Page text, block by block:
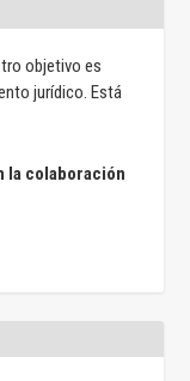
objetivo es
jurídico. Está
la colaboración